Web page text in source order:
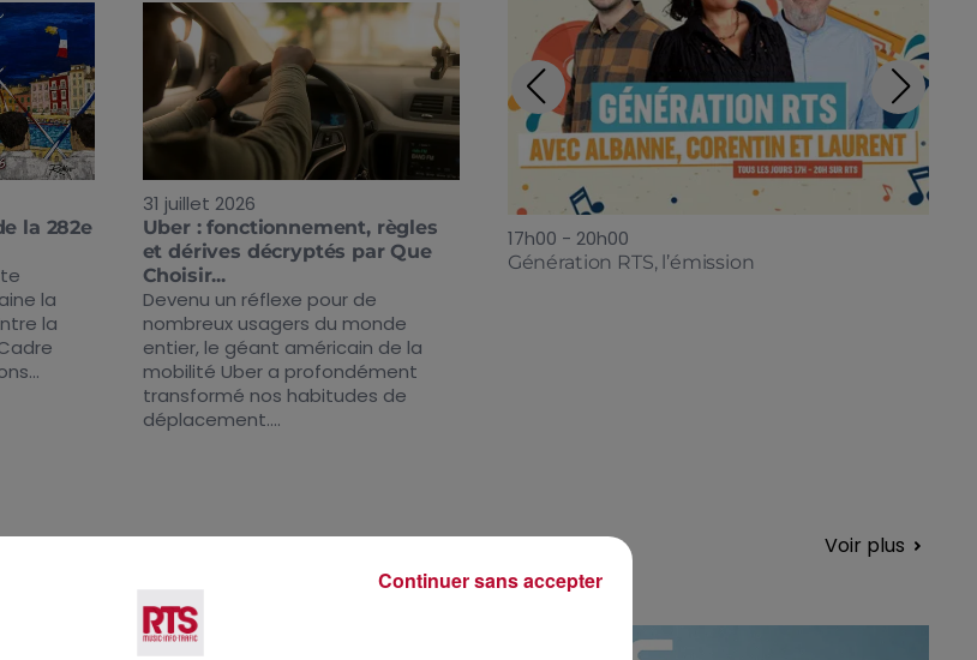
la 282e
la
la
31 juillet 2026
Uber : fonctionnement, règles
et dérives décryptés par Que
Choisir...
Devenu un réflexe pour de
nombreux usagers du monde
entier, le géant américain de la
mobilité Uber a profondément
transformé nos habitudes de
déplacement....
14h00 - 17h00
La playlist avec Mathieu
17h00 - 20h00
Génération RTS, l’émission
Voir plus
Continuer sans accepter